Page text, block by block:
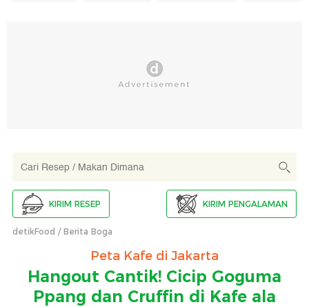
KIRIM RESEP KIRIM PENGALAMAN
detikFood Berita Boga
Peta Kafe di Jakarta
Hangout Cantik! Cicip Goguma
Ppang dan Cruffin di Kafe ala